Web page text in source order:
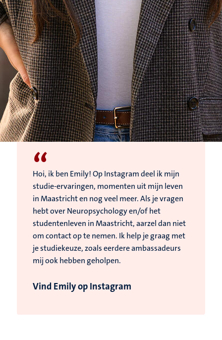
“
Hoi, ik ben Emily! Op Instagram deel ik mijn
studie-ervaringen, momenten uit mijn leven
in Maastricht en nog veel meer. Als je vragen
hebt over Neuropsychology en/of het
studentenleven in Maastricht, aarzel dan niet
om contact op te nemen. Ik help je graag met
je studiekeuze, zoals eerdere ambassadeurs
mij ook hebben geholpen.
Vind Emily op Instagram